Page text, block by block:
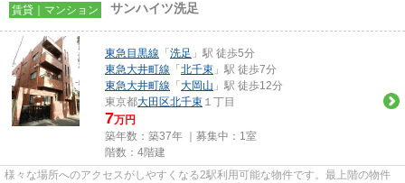
賃貸｜マンション サンハイツ洗足
東急目黒線 「 洗足 」駅 徒歩5分
東急大井町線 「 北千束 」駅 徒歩7分
東急大井町線 「 大岡山 」駅 徒歩12分
東京都大田区北千束 １丁目
7万円
築年数：築37年 ｜募集中： 1室
階数：4階建
様々な場所へのアクセスがしやすくなる2駅利用可能な物件です。最上階の物件